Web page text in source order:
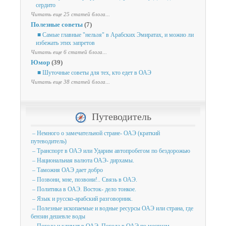
сердито
Читать еще 25 статей блога...
Полезные советы (7)
■ Самые главные "нельзя" в Арабских Эмиратах, и можно ли
избежать этих запретов
Читать еще 6 статей блога...
Юмор (39)
■ Шуточные советы для тех, кто едет в ОАЭ
Читать еще 38 статей блога...
Путеводитель
– Немного о замечательной стране- ОАЭ (краткий
путеводитель)
– Транспорт в ОАЭ или Ударим автопробегом по бездорожью
– Национальная валюта ОАЭ- дирхамы.
– Таможня ОАЭ дает добро
– Позвони, мне, позвони!.. Связь в ОАЭ.
– Политика в ОАЭ. Восток- дело тонкое.
– Язык и русско-арабский разговорник.
– Полезные ископаемые и водные ресурсы ОАЭ или страна, где
бензин дешевле воды